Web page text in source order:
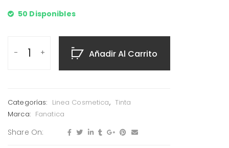
50 Disponibles
Añadir Al Carrito
Categorías: Linea Cosmetica, Tinta
Marca: Fanatica
Share On: